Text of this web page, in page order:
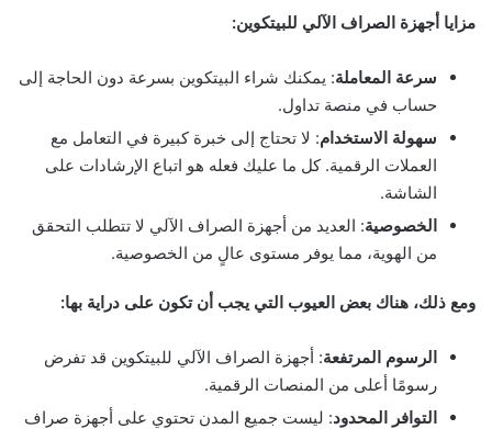
مزايا أجهزة الصراف الآلي للبيتكوين:
سرعة المعاملة: يمكنك شراء البيتكوين بسرعة دون الحاجة إلى
حساب في منصة تداول.
سهولة الاستخدام: لا تحتاج إلى خبرة كبيرة في التعامل مع
العملات الرقمية. كل ما عليك فعله هو اتباع الإرشادات على
الشاشة.
الخصوصية: العديد من أجهزة الصراف الآلي لا تتطلب التحقق
من الهوية، مما يوفر مستوى عالٍ من الخصوصية.
ومع ذلك، هناك بعض العيوب التي يجب أن تكون على دراية بها:
الرسوم المرتفعة: أجهزة الصراف الآلي للبيتكوين قد تفرض
رسومًا أعلى من المنصات الرقمية.
التوافر المحدود: ليست جميع المدن تحتوي على أجهزة صراف